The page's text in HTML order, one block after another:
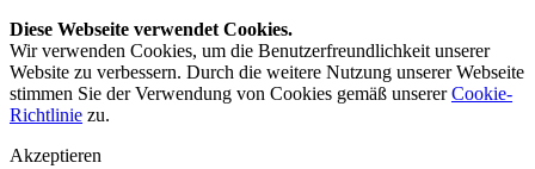
Diese Webseite verwendet Cookies.
Wir verwenden Cookies, um die Benutzerfreundlichkeit unserer
Website zu verbessern. Durch die weitere Nutzung unserer Webseite
stimmen Sie der Verwendung von Cookies gemäß unsererCookie-
Richtlinie zu.
Akzeptieren